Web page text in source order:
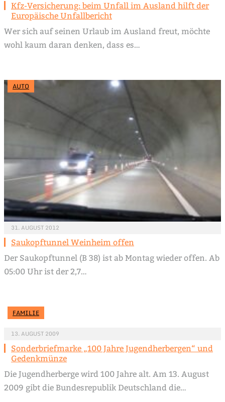
Kfz-Versicherung: beim Unfall im Ausland hilft der
Europäische Unfallbericht
Wer sich auf seinen Urlaub im Ausland freut, möchte
wohl kaum daran denken, dass es…
AUTO
31. AUGUST 2012
Saukopftunnel Weinheim offen
Der Saukopftunnel (B 38) ist ab Montag wieder offen. Ab
05:00 Uhr ist der 2,7…
FAMILIE
13. AUGUST 2009
Sonderbriefmarke „100 Jahre Jugendherbergen“ und
Gedenkmünze
Die Jugendherberge wird 100 Jahre alt. Am 13. August
2009 gibt die Bundesrepublik Deutschland die…